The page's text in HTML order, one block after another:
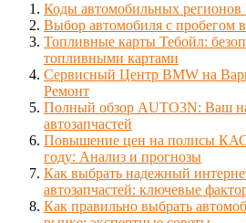
Коды автомобильных регионов
Выбор автомобиля с пробегом
Топливные карты Тебойл:
топливными картами
Сервисный Центр BMW на
Ремонт
Полный обзор AUTO3N: Ваш
автозапчастей
Повышение цен на полисы
году: Анализ и прогнозы
Как выбрать надежный
автозапчастей: ключевые
Как правильно выбрать